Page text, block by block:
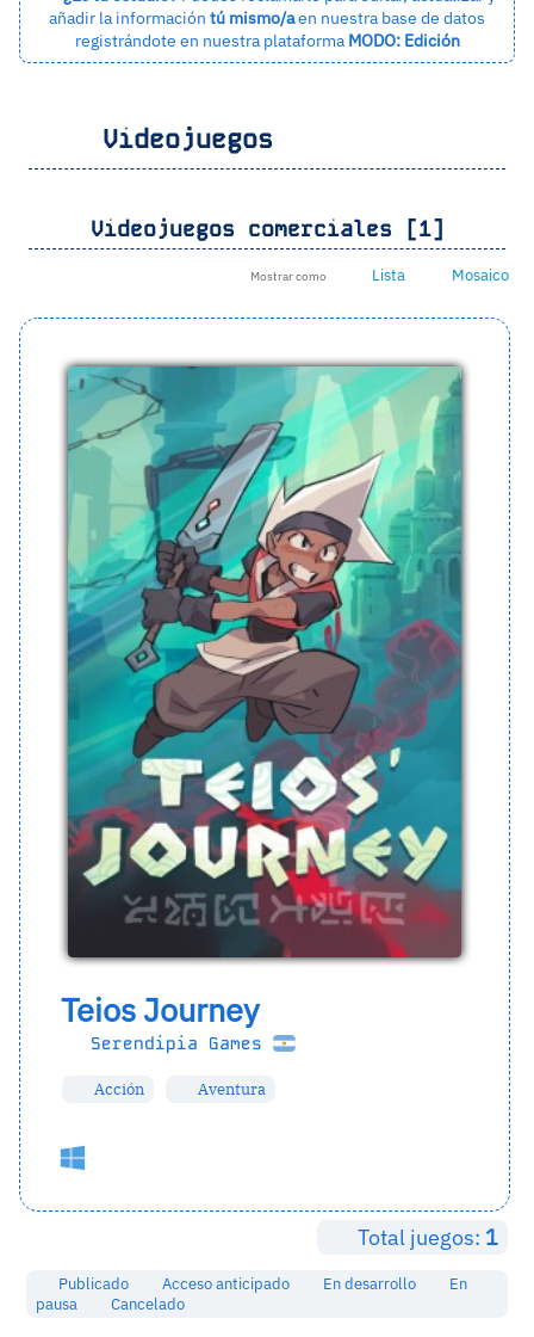
añadir la información tú mismo/aen nuestra base de datos
registrándote en nuestra plataforma MODO: Edición
Videojuegos
Videojuegos comerciales [1]
Mostrar como Lista Mosaico
Teios Journey
Serendipia Games
Acción Aventura
Total juegos: 1
Publicado Acceso anticipado En desarrollo
En
pausa
Cancelado